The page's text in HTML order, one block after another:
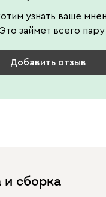
узнать ваше
займет всего пару
Добавить отзыв
и сборка